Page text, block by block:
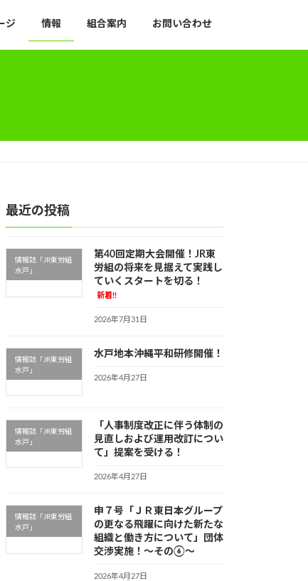
ジ 情報 組合案内 お問い合わせ
最近の投稿
情報誌「JR東労組
水戸」
第40回定期大会開催！JR東
労組の将来を見据えて実践し
ていくスタートを切る！
新着!!
2026年7月31日
情報誌「JR東労組
水戸」
水戸地本沖縄平和研修開催！
2026年4月27日
情報誌「JR東労組
水戸」
「人事制度改正に伴う体制の
見直しおよび運用改訂につい
て」提案を受ける！
2026年4月27日
情報誌「JR東労組
水戸」
申７号「ＪＲ東日本グループ
の更なる飛躍に向けた新たな
組織と働き方について」団体
交渉実施！～その⑥～
2026年4月27日